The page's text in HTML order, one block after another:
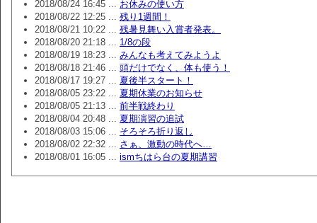
2018/08/24 16:45 ... お休みの使い方
2018/08/22 12:25 ... 残り1週間！
2018/08/21 10:22 ... 残暑見舞い入賞者発表。
2018/08/20 21:18 ... 1/8の段
2018/08/19 18:23 ... みんなも考えてみようよ
2018/08/18 21:46 ... 頭だけでなく、体も使う！
2018/08/17 19:27 ... 夏後半スタート！
2018/08/05 23:22 ... 夏期休業のお知らせ
2018/08/05 21:13 ... 前半戦終わり
2018/08/04 20:48 ... 夏期演習の追試
2018/08/03 15:06 ... そろそろ折り返し
2018/08/02 22:32 ... さぁ、激動の時代へ…
2018/08/01 16:05 ... ismちはら台の夏期講習